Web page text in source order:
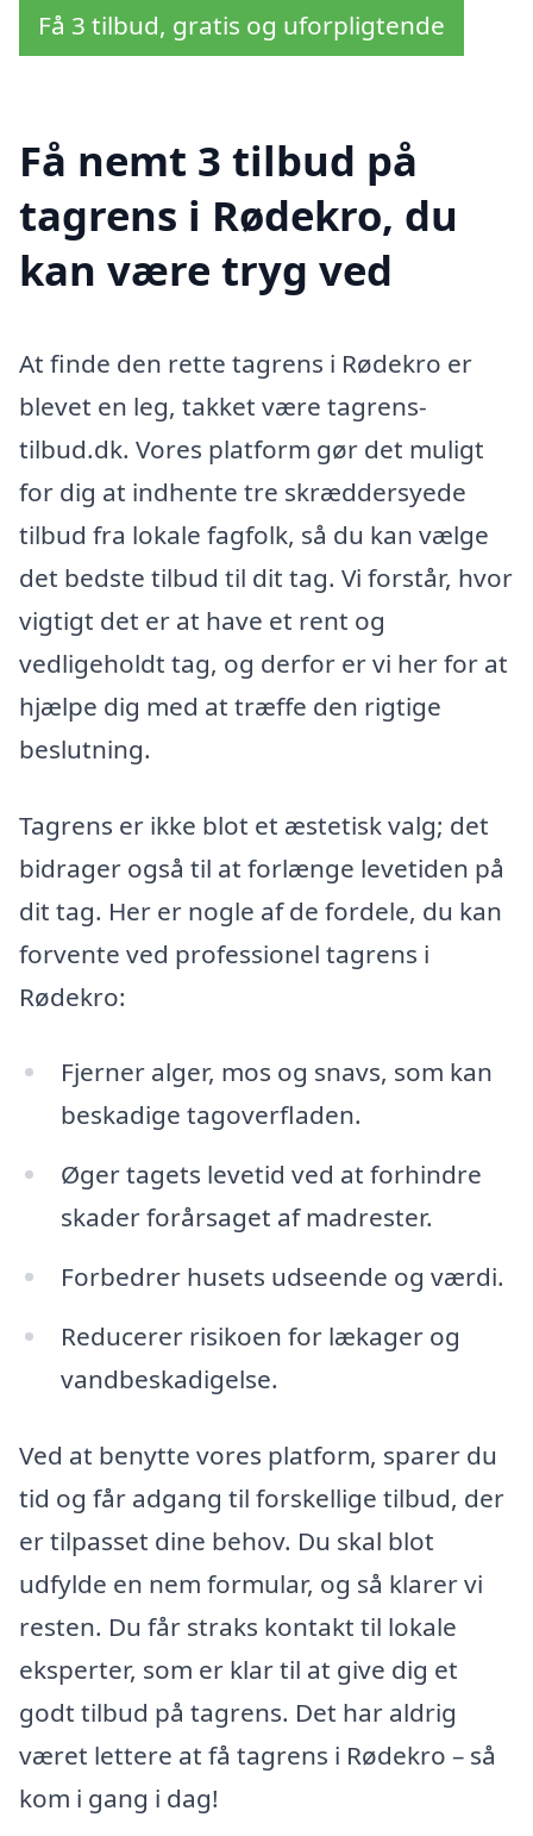
Få 3 tilbud, gratis og uforpligtende
Få nemt 3 tilbud på
tagrens i Rødekro, du
kan være tryg ved
At finde den rette tagrens i Rødekro er
blevet en leg, takket være tagrens-
tilbud.dk. Vores platform gør det muligt
for dig at indhente tre skræddersyede
tilbud fra lokale fagfolk, så du kan vælge
det bedste tilbud til dit tag. Vi forstår, hvor
vigtigt det er at have et rent og
vedligeholdt tag, og derfor er vi her for at
hjælpe dig med at træffe den rigtige
beslutning.
Tagrens er ikke blot et æstetisk valg; det
bidrager også til at forlænge levetiden på
dit tag. Her er nogle af de fordele, du kan
forvente ved professionel tagrens i
Rødekro:
Fjerner alger, mos og snavs, som kan
beskadige tagoverfladen.
Øger tagets levetid ved at forhindre
skader forårsaget af madrester.
Forbedrer husets udseende og værdi.
Reducerer risikoen for lækager og
vandbeskadigelse.
Ved at benytte vores platform, sparer du
tid og får adgang til forskellige tilbud, der
er tilpasset dine behov. Du skal blot
udfylde en nem formular, og så klarer vi
resten. Du får straks kontakt til lokale
eksperter, som er klar til at give dig et
godt tilbud på tagrens. Det har aldrig
været lettere at få tagrens i Rødekro – så
kom i gang i dag!